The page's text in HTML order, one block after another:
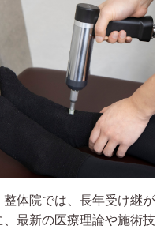
体院では、長年受け継が
最新の医療理論や施術技